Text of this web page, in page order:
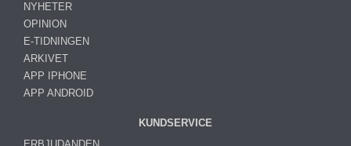
NYHETER
OPINION
E-TIDNINGEN
ARKIVET
APP IPHONE
APP ANDROID
KUNDSERVICE